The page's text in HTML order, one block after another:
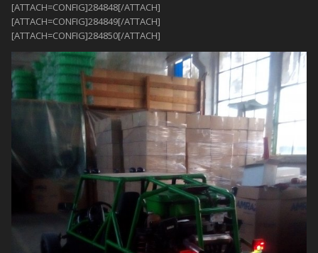
[ATTACH=CONFIG]284848[/ATTACH]
[ATTACH=CONFIG]284849[/ATTACH]
[ATTACH=CONFIG]284850[/ATTACH]